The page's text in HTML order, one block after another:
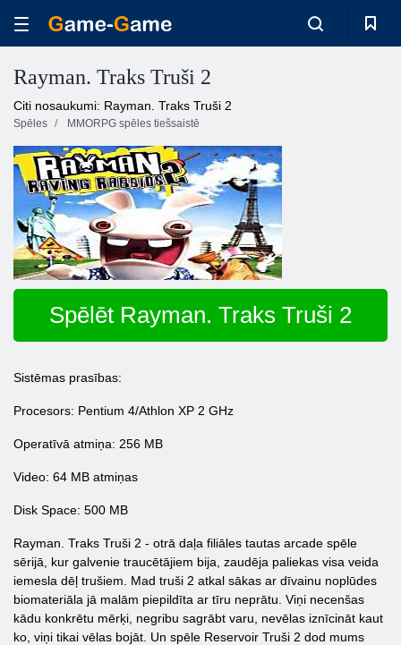
Rayman. Traks Truši 2
Citi nosaukumi: Rayman. Traks Truši 2
Spēles MMORPG spēles tiešsaistē
Spēlēt Rayman. Traks Truši 2
Sistēmas prasības:
Procesors: Pentium 4/Athlon XP 2 GHz
Operatīvā atmiņa: 256 MB
Video: 64 MB atmiņas
Disk Space: 500 MB
Rayman. Traks Truši 2 - otrā daļa filiāles tautas arcade spēle
sērijā, kur galvenie traucētājiem bija, zaudēja paliekas visa veida
iemesla dēļ trušiem. Mad truši 2 atkal sākas ar dīvainu noplūdes
biomateriāla jā malām piepildīta ar tīru neprātu. Viņi necenšas
kādu konkrētu mērķi, negribu sagrābt varu, nevēlas iznīcināt kaut
ko, viņi tikai vēlas bojāt. Un spēle Reservoir Truši 2 dod mums